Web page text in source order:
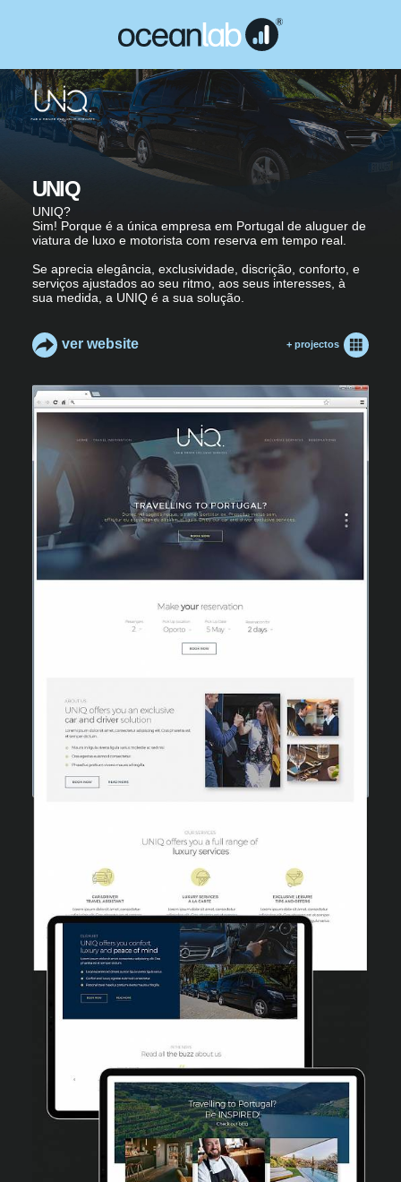
UNIQ
UNIQ?
Sim! Porque é a única empresa em Portugal de aluguer de
viatura de luxo e motorista com reserva em tempo real.
Se aprecia elegância, exclusividade, discrição, conforto, e
serviços ajustados ao seu ritmo, aos seus interesses, à
sua medida, a UNIQ é a sua solução.
ver website + projectos